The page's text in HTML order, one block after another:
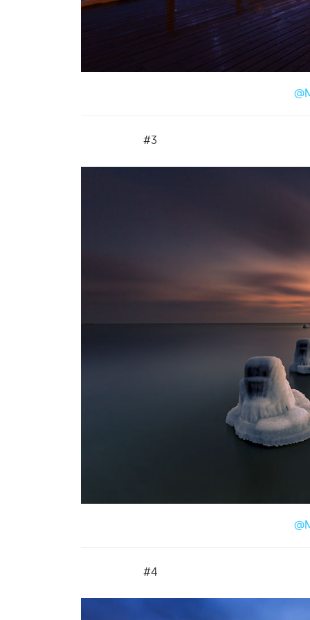
#3
#4